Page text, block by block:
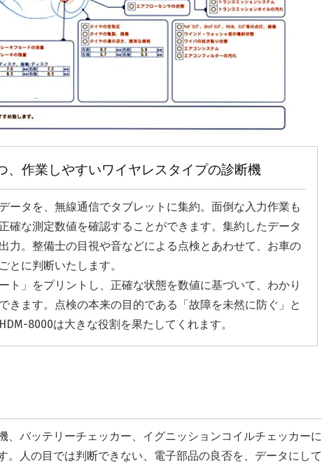
、作業しやすいワイヤレスタイプの診断機
ータを、無線通信でタブレットに集約。面倒な入力作業も
確な測定数値を確認することができます。集約したデータ
力。整備士の目視や音などによる点検とあわせて、お車の
とに判断いたします。
ト」をプリントし、正確な状態を数値に基づいて、わかり
きます。点検の本来の目的である「故障を未然に防ぐ」と
8000は大きな役割を果たしてくれます。
、バッテリーチェッカー、イグニッションコイルチェッカーに
。人の目では判断できない、電子部品の良否を、データにして